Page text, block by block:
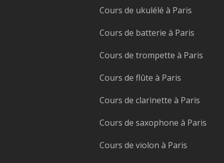
Cours de ukulélé à Paris
Cours de batterie à Paris
Cours de trompette à Paris
Cours de flûte à Paris
Cours de clarinette à Paris
Cours de saxophone à Paris
Cours de violon à Paris